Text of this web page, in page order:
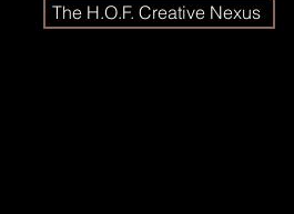
The H.O.F. Creative Nexus